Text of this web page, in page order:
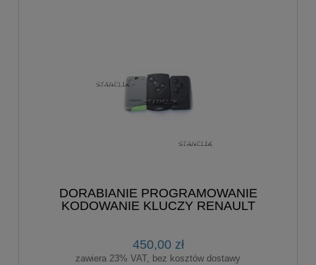
DORABIANIE PROGRAMOWANIE
KODOWANIE KLUCZY RENAULT
450,00 zł
zawiera 23% VAT, bez kosztów dostawy